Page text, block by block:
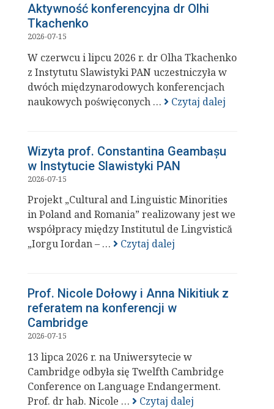
Aktywność konferencyjna dr Olhi
Tkachenko
2026-07-15
W czerwcu i lipcu 2026 r. dr Olha Tkachenko
z Instytutu Slawistyki PAN uczestniczyła w
dwóch międzynarodowych konferencjach
naukowych poświęconych …
Czytaj dalej
Wizyta prof. Constantina Geambașu
w Instytucie Slawistyki PAN
2026-07-15
Projekt „Cultural and Linguistic Minorities
in Poland and Romania” realizowany jest we
współpracy między Institutul de Lingvistică
„Iorgu Iordan – …
Czytaj dalej
Prof. Nicole Dołowy i Anna Nikitiuk z
referatem na konferencji w
Cambridge
2026-07-15
13 lipca 2026 r. na Uniwersytecie w
Cambridge odbyła się Twelfth Cambridge
Conference on Language Endangerment.
Prof. dr hab. Nicole …
Czytaj dalej